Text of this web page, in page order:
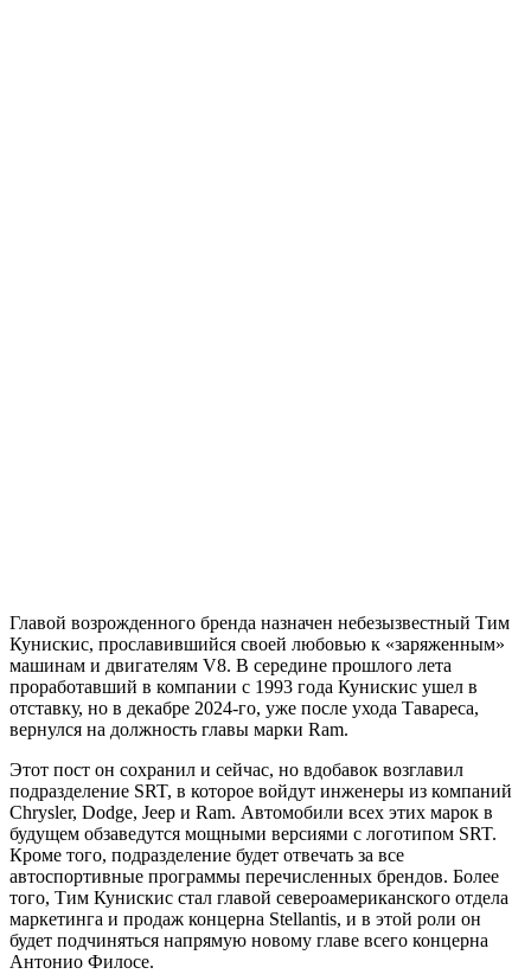
Главой возрожденного бренда назначен небезызвестный Тим
Кунискис, прославившийся своей любовью к «заряженным»
машинам и двигателям V8. В середине прошлого лета
проработавший в компании с 1993 года Кунискис ушел в
отставку, но в декабре 2024-го, уже после ухода Тавареса,
вернулся на должность главы марки Ram.
Этот пост он сохранил и сейчас, но вдобавок возглавил
подразделение SRT, в которое войдут инженеры из компаний
Chrysler, Dodge, Jeep и Ram. Автомобили всех этих марок в
будущем обзаведутся мощными версиями с логотипом SRT.
Кроме того, подразделение будет отвечать за все
автоспортивные программы перечисленных брендов. Более
того, Тим Кунискис стал главой североамериканского отдела
маркетинга и продаж концерна Stellantis, и в этой роли он
будет подчиняться напрямую новому главе всего концерна
Антонио Филосе.